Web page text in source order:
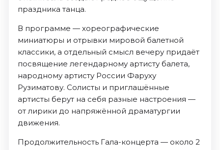
праздника танца.
В программе — хореографические
миниатюры и отрывки мировой балетной
классики, а отдельный смысл вечеру придаёт
посвящение легендарному артисту балета,
народному артисту России Фаруху
Рузиматову. Солисты и приглашённые
артисты берут на себя разные настроения —
от лирики до напряжённой драматургии
движения.
Продолжительность Гала-концерта — около 2